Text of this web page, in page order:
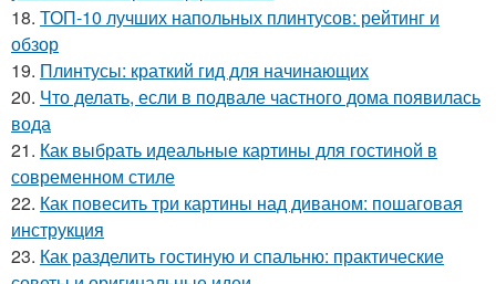
18. ТОП-10 лучших напольных плинтусов: рейтинг и
обзор
19. Плинтусы: краткий гид для начинающих
20. Что делать, если в подвале частного дома появилась
вода
21. Как выбрать идеальные картины для гостиной в
современном стиле
22. Как повесить три картины над диваном: пошаговая
инструкция
23. Как разделить гостиную и спальню: практические